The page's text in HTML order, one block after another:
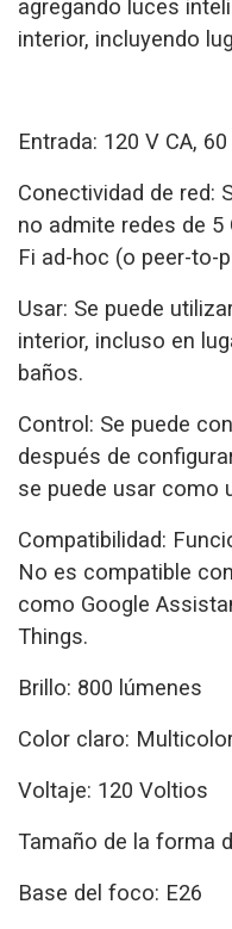
agregando luces
interior, incluyendo
Entrada: 120 V CA,
Conectividad de red:
no admite redes de 5
Fi ad-hoc (o peer-to-
Usar: Se puede
interior, incluso en
baños.
Control: Se puede
después de
se puede usar como
Compatibilidad:
No es compatible
como Google
Things.
Brillo: 800 lúmenes
Color claro:
Voltaje: ‎120 Voltios
Tamaño de la forma
Base del foco: E26